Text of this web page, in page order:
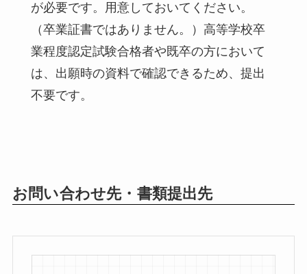
が必要です。用意しておいてください。
（卒業証書ではありません。）高等学校卒
業程度認定試験合格者や既卒の方において
は、出願時の資料で確認できるため、提出
不要です。
お問い合わせ先・書類提出先